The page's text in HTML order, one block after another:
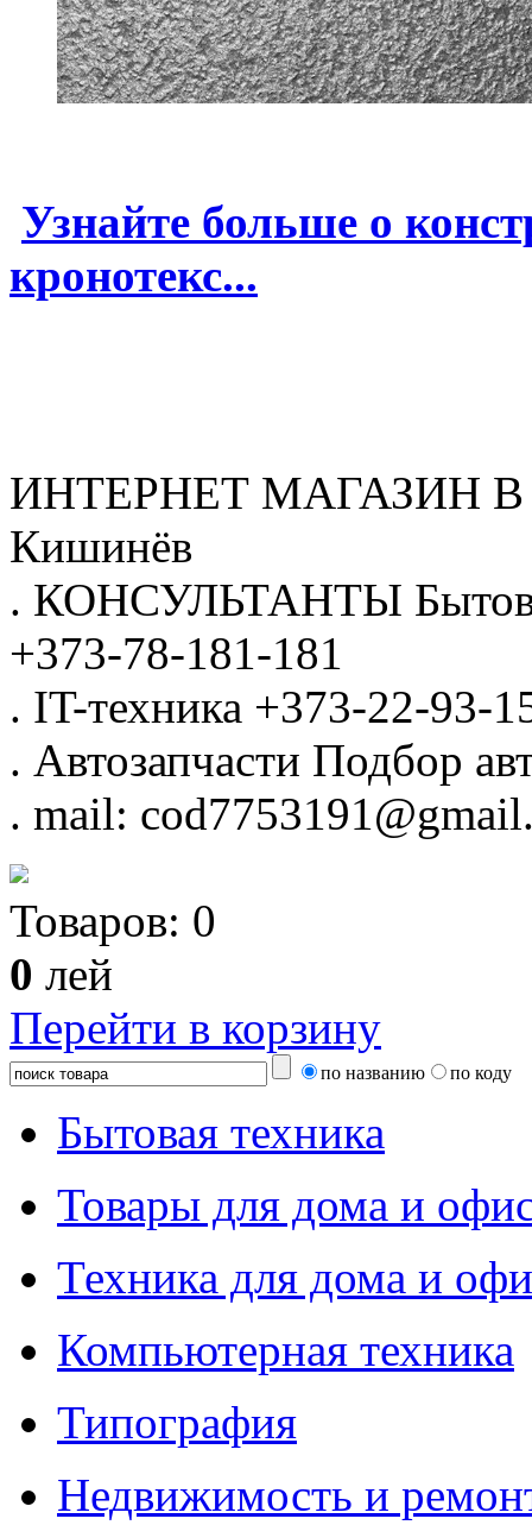
Узнайте больше о
кронотекс...
ИНТЕРНЕТ МАГАЗИН
Кишинёв
. КОНСУЛЬТАНТЫ
+373-78-181-181
. IT-техника +373-22-93-
. Автозапчасти Подбор
. mail:
Товаров: 0
0 лей
Перейти в корзину
по названию по коду
Бытовая техника
Товары для дома и
Техника для дома и
Компьютерная техника
Типография
Недвижимость и